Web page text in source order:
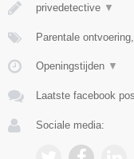
privedetective ▼
Parentale
Openingstijden ▼
Laatste facebook
Sociale media: